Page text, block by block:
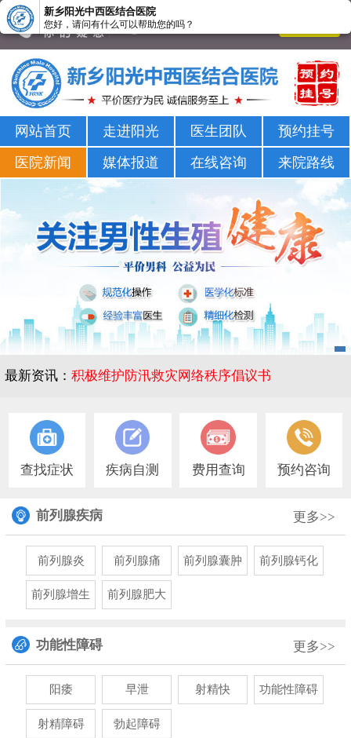
新乡男科医院-新乡市正规男科医院-新乡阳光男科医院
网站首页 走进阳光 医生团队
预约挂号
医院新闻
媒体报道 在线咨询 来院路线
最新资讯： 积极维护防汛救灾网络秩序倡议书
查找症状 疾病自测 费用查询 预约咨询
前列腺疾病 更多>>
前列腺炎 前列腺痛 前列腺囊肿 前列腺钙化
前列腺增生 前列腺肥大
功能性障碍 更多>>
阳痿 早泄 射精快 功能性障碍
射精障碍 勃起障碍
新乡阳光中西医结合医院
您好，请问有什么可以帮助您的吗？